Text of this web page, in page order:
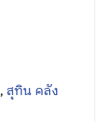
,สุทิน คลัง